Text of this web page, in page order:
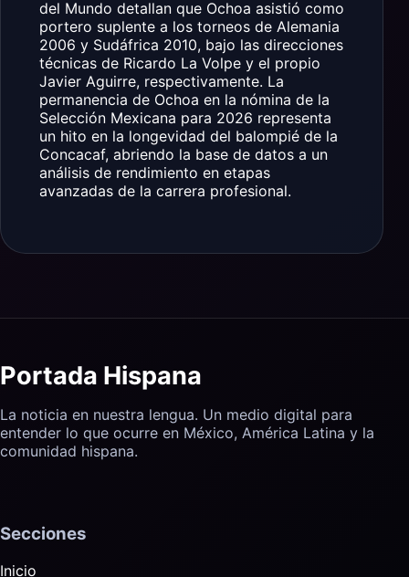
del Mundo detallan que Ochoa asistió como
portero suplente a los torneos de Alemania
2006 y Sudáfrica 2010, bajo las direcciones
técnicas de Ricardo La Volpe y el propio
Javier Aguirre, respectivamente. La
permanencia de Ochoa en la nómina de la
Selección Mexicana para 2026 representa
un hito en la longevidad del balompié de la
Concacaf, abriendo la base de datos a un
análisis de rendimiento en etapas
avanzadas de la carrera profesional.
Portada Hispana
La noticia en nuestra lengua. Un medio digital para
entender lo que ocurre en México, América Latina y la
comunidad hispana.
Secciones
Inicio